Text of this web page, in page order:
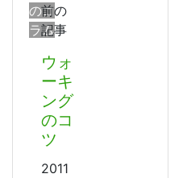
のコ
ラム
前の
記事
ウォ
ーキ
ング
のコ
ツ
2011